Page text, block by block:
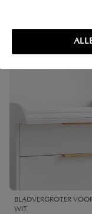
OUTLET
BLADVERGROTER
WIT